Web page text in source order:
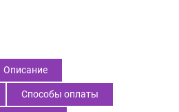
Описание
Способы оплаты